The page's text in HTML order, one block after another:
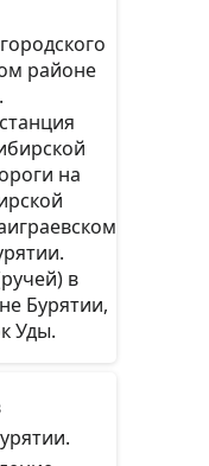
районе
на
в
Бурятии,
Уды.